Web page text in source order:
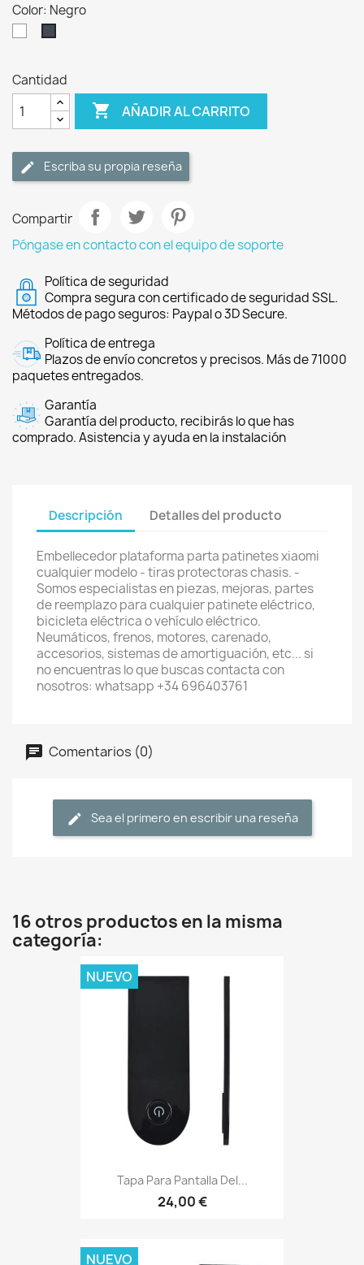
Color: Negro
Cantidad
 AÑADIR AL CARRITO
Escriba su propia reseña
Compartir
Póngase en contacto con el equipo de soporte
Política de seguridad
Compra segura con certificado de seguridad SSL.
Métodos de pago seguros: Paypal o 3D Secure.
Política de entrega
Plazos de envío concretos y precisos. Más de 71000
paquetes entregados.
Garantía
Garantía del producto, recibirás lo que has
comprado. Asistencia y ayuda en la instalación
Descripción Detalles del producto
Embellecedor plataforma parta patinetes xiaomi
cualquier modelo - tiras protectoras chasis. -
Somos especialistas en piezas, mejoras, partes
de reemplazo para cualquier patinete eléctrico,
bicicleta eléctrica o vehículo eléctrico.
Neumáticos, frenos, motores, carenado,
accesorios, sistemas de amortiguación, etc... si
no encuentras lo que buscas contacta con
nosotros: whatsapp +34 696403761
Comentarios (0)
Sea el primero en escribir una reseña
16 otros productos en la misma
categoría:
Tapa Para Pantalla Del...
24,00 €
NUEVO
NUEVO